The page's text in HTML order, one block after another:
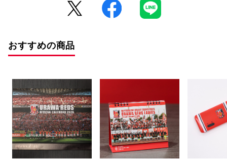
※デザインなどの仕様が予告なく変更になることがございます。
○コンビニ決済をご利用のお客様へ○
自動的にキャンセルとなりますので、十分にご注意下さい。
※2020年12月1日から、振り込み期限が7日から3日に短縮となりまし
おすすめの商品